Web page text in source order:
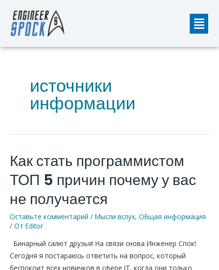
содержимому
источники
информации
Как стать программистом
ТОП 5 причин почему у вас
не получается
Оставьте комментарий / Мысли вслух, Общая информация
/ От Editor
Бинарный салют друзья! На связи снова Инженер Спок!
Сегодня я постараюсь ответить на вопрос, который
беспокоит всех новичков в сфере IT, когда они только
Как
стать
программистом
5
причин
почему
вас
не